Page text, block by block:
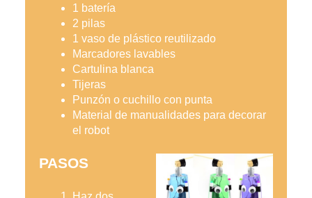
1 batería
2 pilas
1 vaso de plástico reutilizado
Marcadores lavables
Cartulina blanca
Tijeras
Punzón o cuchillo con punta
Material de manualidades para decorar
el robot
PASOS